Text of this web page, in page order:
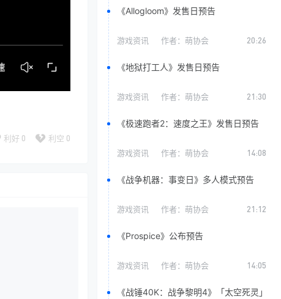
利好 0 利空 0
《Allogloom》发售日预告
游戏资讯 作者： 萌协会 20:26
《地狱打工人》发售日预告
游戏资讯 作者： 萌协会 21:30
《极速跑者2：速度之王》发售日预告
游戏资讯 作者： 萌协会 14:08
《战争机器：事变日》多人模式预告
游戏资讯 作者： 萌协会 21:12
《Prospice》公布预告
游戏资讯 作者： 萌协会 14:05
《战锤40K：战争黎明4》「太空死灵」